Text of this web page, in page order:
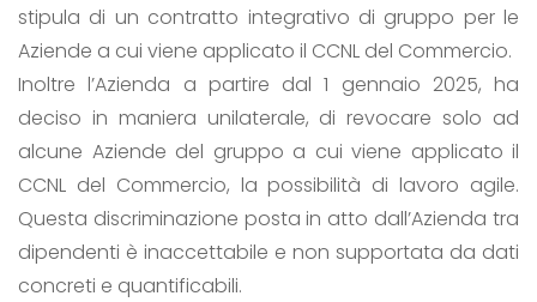
stipula di un contratto integrativo di gruppo per le
Aziende a cui viene applicato il CCNL del Commercio.
Inoltre l’Azienda a partire dal 1 gennaio 2025, ha
deciso in maniera unilaterale, di revocare solo ad
alcune Aziende del gruppo a cui viene applicato il
CCNL del Commercio, la possibilità di lavoro agile.
Questa discriminazione posta in atto dall’Azienda tra
dipendenti è inaccettabile e non supportata da dati
concreti e quantificabili.